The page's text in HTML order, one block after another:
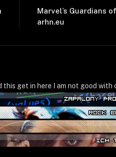
Marvel’s Guardians
arhn.eu
this get in here I am not good with